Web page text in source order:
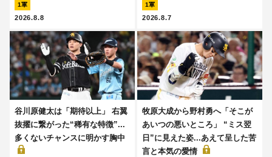
1軍
2026.8.8
1軍
2026.8.7
谷川原健太は「期待以上」 右翼
抜擢に繋がった“稀有な特徴”...
多くないチャンスに明かす胸中
牧原大成から野村勇へ「そこが
あいつの悪いところ」 “ミス翌
日”に見えた姿...あえて呈した苦
言と本気の愛情